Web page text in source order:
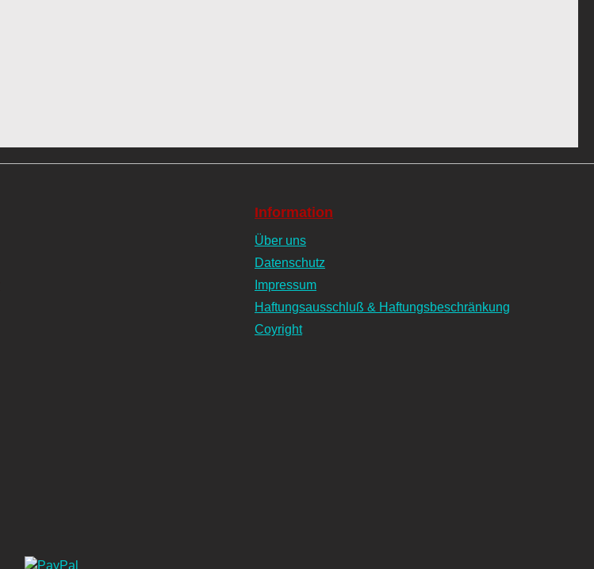
Information
Über uns
Datenschutz
Impressum
Haftungsausschluß & Haftungsbeschränkung
Coyright